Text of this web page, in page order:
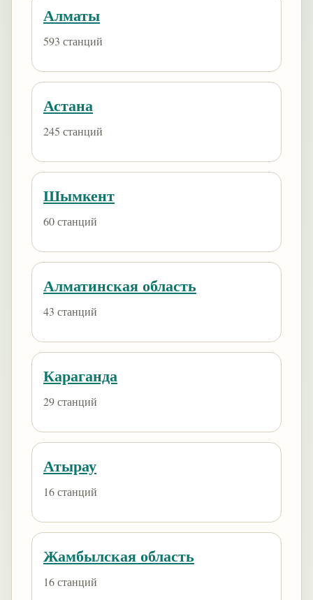
Алматы
593 станций
Астана
245 станций
Шымкент
60 станций
Алматинская область
43 станций
Караганда
29 станций
Атырау
16 станций
Жамбылская область
16 станций